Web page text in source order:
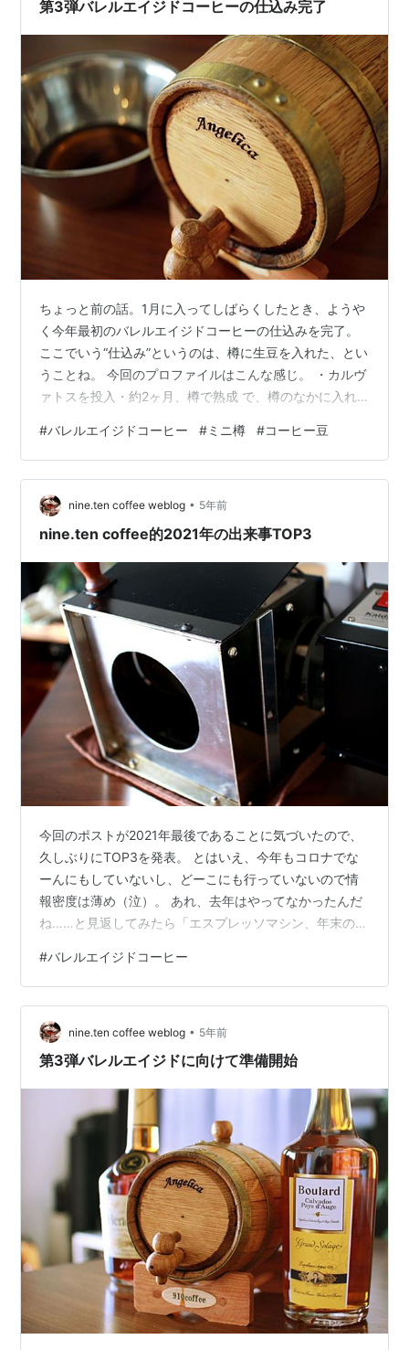
第3弾バレルエイジドコーヒーの仕込み完了
ちょっと前の話。1月に入ってしばらくしたとき、ようや
く今年最初のバレルエイジドコーヒーの仕込みを完了。
ここでいう“仕込み”というのは、樽に生豆を入れた、とい
うことね。 今回のプロファイルはこんな感じ。 ・カルヴ
ァトスを投入・約2ヶ月、樽で熟成 で、樽のなかに入れ
し」と思いきや、ほんの少ーしずつ漏れてしまったため
か、いざ樽の中身を出したら「え？ たったこれだけ？」
という量に（泣）。 ちなみに漏れた原因は、おそらく前
寄りのタガが少しだけ斜めになっていた関係で、締め付
けが緩くなっていたため、と予想。次回はもっと入念に
#バレルエイジドコーヒー #ミニ樽 #コーヒー豆
nine.ten coffee weblog • 5年前
nine.ten coffee的2021年の出来事TOP3
今回のポストが2021年最後であることに気づいたので、
久しぶりにTOP3を発表。 とはいえ、今年もコロナでな
ーんにもしていないし、どーこにも行っていないので情
報密度は薄め（泣）。 あれ、去年はやってなかったんだ
ね……と見返してみたら「エスプレッソマシン、年末の大
ナの影響大きかったしね。 で、今年2021年はという
と…… 1位：Kaldi Fortisプチ改造で焙煎のお好み度がアッ
プ2位：バレルエイジドコーヒーを始めた3位：YouTube
を始めた という感じかな。 以下、簡単に詳細。 1位：
Kaldi Fortisプチ改造で焙煎のお好み度がアッ…
#バレルエイジドコーヒー
nine.ten coffee weblog • 5年前
第3弾バレルエイジドに向けて準備開始